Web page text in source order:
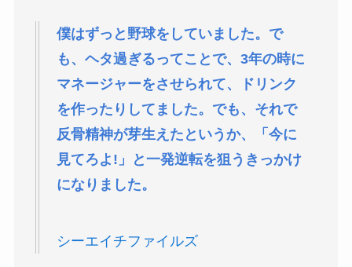
僕はずっと野球をしていました。で
も、ヘタ過ぎるってことで、3年の時に
マネージャーをさせられて、ドリンク
を作ったりしてました。でも、それで
反骨精神が芽生えたというか、「今に
見てろよ!」と一発逆転を狙うきっかけ
になりました。
シーエイチファイルズ